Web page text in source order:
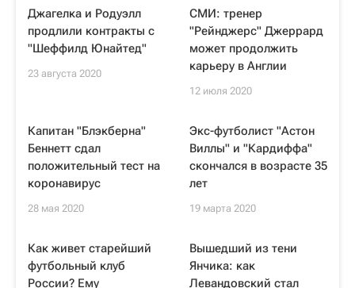
Джагелка и Родуэлл
продлили контракты с
"Шеффилд Юнайтед"
23 августа 2020
СМИ: тренер
"Рейнджерс" Джеррард
может продолжить
карьеру в Англии
12 июля 2020
Капитан "Блэкберна"
Беннетт сдал
положительный тест на
коронавирус
28 мая 2020
Экс-футболист "Астон
Виллы" и "Кардиффа"
скончался в возрасте 35
лет
19 марта 2020
Как живет старейший
футбольный клуб
России? Ему
Вышедший из тени
Янчика: как
Левандовский стал